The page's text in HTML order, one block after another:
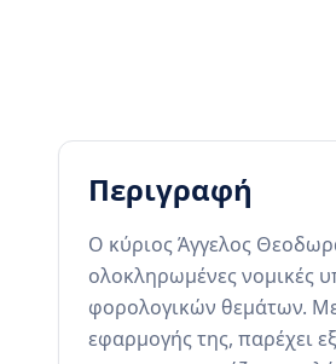
Περιγραφή
Ο κύριος Άγγελος
ολοκληρωμένες νομικές
φορολογικών θεμάτων.
εφαρμογής της, παρέχει